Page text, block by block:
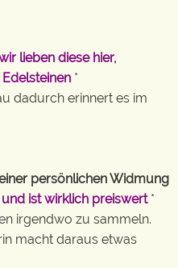
lieben diese hier,
*
dadurch erinnert es im
persönlichen Widmung
ist wirklich preiswert*
irgendwo zu sammeln.
macht daraus etwas